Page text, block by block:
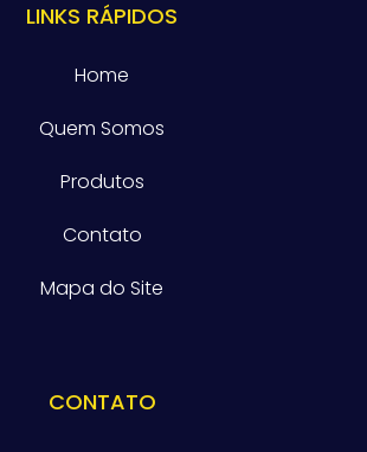
LINKS RÁPIDOS
Home
Quem Somos
Produtos
Contato
Mapa do Site
CONTATO